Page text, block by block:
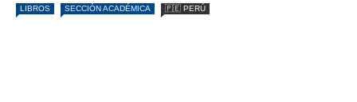
LIBROS SECCIÓN ACADÉMICA 🇵🇪 PERÚ